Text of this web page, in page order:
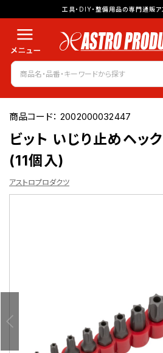
工具・DIY・整備用品の専門通販ア
商品コード：2002000032447
ビット いじり止めヘッ
(11個入)
アストロプロダクツ